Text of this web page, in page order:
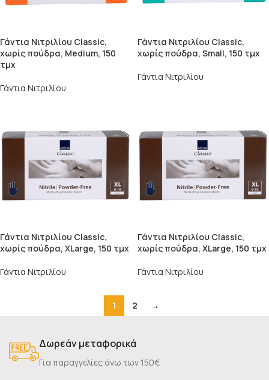
Γάντια Νιτριλίου Classic,
χωρίς πούδρα, Medium, 150
τμχ
Γάντια Νιτριλίου
Γάντια Νιτριλίου Classic,
χωρίς πούδρα, Small, 150 τμχ
Γάντια Νιτριλίου
Γάντια Νιτριλίου Classic,
χωρίς πούδρα, XLarge, 150 τμχ
Γάντια Νιτριλίου
Γάντια Νιτριλίου Classic,
χωρίς πούδρα, XLarge, 150 τμχ
Γάντια Νιτριλίου
1 2 →
Δωρεάν μεταφορικά
Για παραγγελίες άνω των 150€